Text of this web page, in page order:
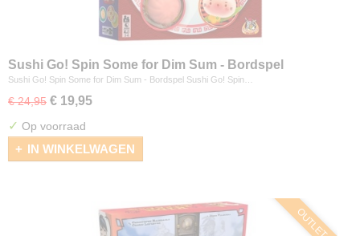
Sushi Go! Spin Some for Dim Sum - Bordspel
Sushi Go! Spin Some for Dim Sum - Bordspel Sushi Go! Spin…
€ 24,95 € 19,95
✓ Op voorraad
IN WINKELWAGEN
OUTLET